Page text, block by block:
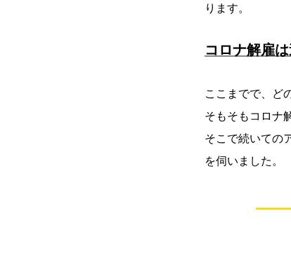
ります。
コロナ解雇
ここまでで、ど
そもそもコロナ
そこで続いての
を伺いました。